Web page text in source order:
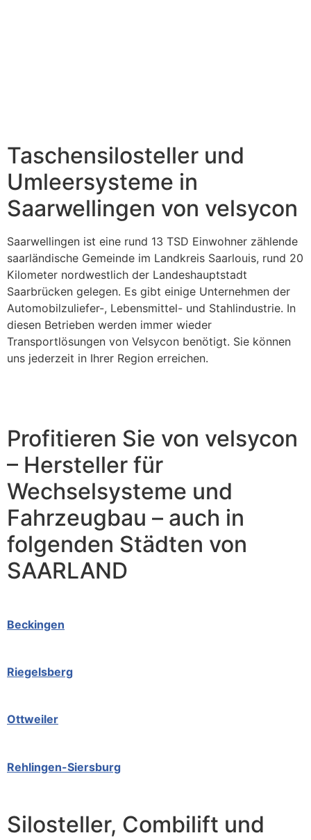
Taschensilosteller und
Umleersysteme in
Saarwellingen von velsycon
Saarwellingen ist eine rund 13 TSD Einwohner zählende
saarländische Gemeinde im Landkreis Saarlouis, rund 20
Kilometer nordwestlich der Landeshauptstadt
Saarbrücken gelegen. Es gibt einige Unternehmen der
Automobilzuliefer-, Lebensmittel- und Stahlindustrie. In
diesen Betrieben werden immer wieder
Transportlösungen von Velsycon benötigt. Sie können
uns jederzeit in Ihrer Region erreichen.
Profitieren Sie von velsycon
– Hersteller für
Wechselsysteme und
Fahrzeugbau – auch in
folgenden Städten von
SAARLAND
Beckingen
Riegelsberg
Ottweiler
Rehlingen-Siersburg
Silosteller, Combilift und